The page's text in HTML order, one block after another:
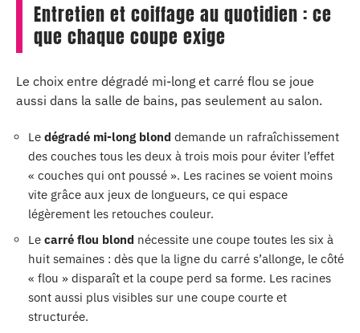
Entretien et coiffage au quotidien : ce
que chaque coupe exige
Le choix entre dégradé mi-long et carré flou se joue
aussi dans la salle de bains, pas seulement au salon.
Le dégradé mi-long blond demande un rafraîchissement
des couches tous les deux à trois mois pour éviter l’effet
« couches qui ont poussé ». Les racines se voient moins
vite grâce aux jeux de longueurs, ce qui espace
légèrement les retouches couleur.
Le carré flou blond nécessite une coupe toutes les six à
huit semaines : dès que la ligne du carré s’allonge, le côté
« flou » disparaît et la coupe perd sa forme. Les racines
sont aussi plus visibles sur une coupe courte et
structurée.